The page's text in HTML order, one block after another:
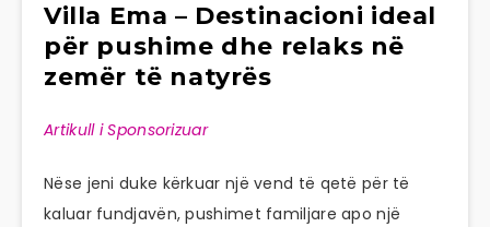
Villa Ema – Destinacioni ideal
për pushime dhe relaks në
zemër të natyrës
Artikull i Sponsorizuar
Nëse jeni duke kërkuar një vend të qetë për të
kaluar fundjavën, pushimet familjare apo një